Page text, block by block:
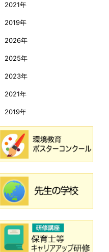
2021年
2019年
2026年
2025年
2023年
2021年
2019年